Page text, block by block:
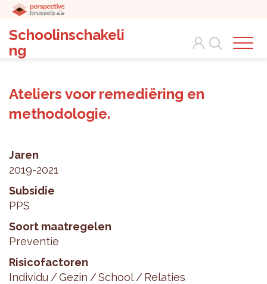
Schoolinschakeli
ng
Search
Ateliers voor remediëring en
methodologie.
Jaren
2019-2021
Subsidie
PPS
Soort maatregelen
Preventie
Risicofactoren
Individu
Gezin School
Relaties